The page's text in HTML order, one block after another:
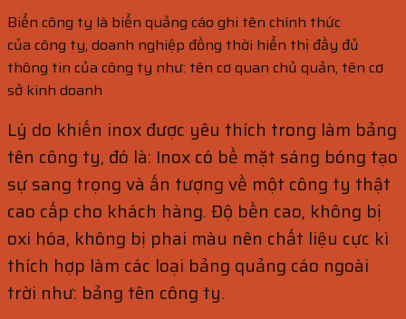
Biển công ty là biển quảng cáo ghi tên chính thức
của công ty, doanh nghiệp đồng thời hiển thị đầy đủ
thông tin của công ty như: tên cơ quan chủ quản, tên cơ
sở kinh doanh
Lý do khiến inox được yêu thích trong làm bảng
tên công ty, đó là: Inox có bề mặt sáng bóng tạo
sự sang trọng và ấn tượng về một công ty thật
cao cấp cho khách hàng. Độ bền cao, không bị
oxi hóa, không bị phai màu nên chất liệu cực kì
thích hợp làm các loại bảng quảng cáo ngoài
trời như: bảng tên công ty.